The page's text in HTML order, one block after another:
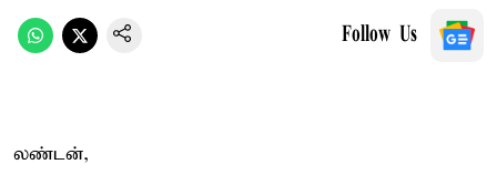
Follow Us
லண்டன்,